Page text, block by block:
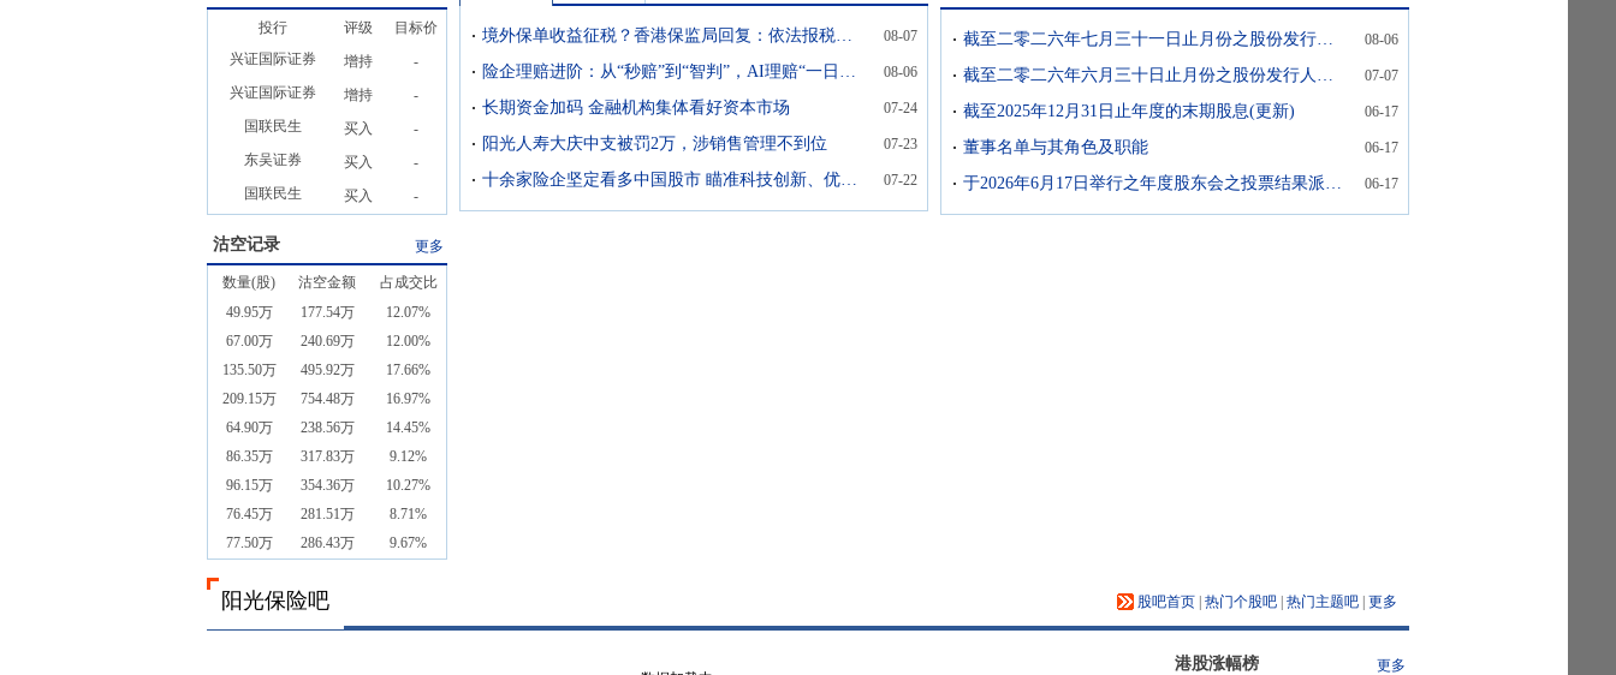
投行 评级
目标价
兴证国际证券
增持
-
兴证国际证券
增持
-
国联民生
买入
-
东吴证券
买入
-
国联民生
买入 -
境外保单收益征税？香港保监局回复：依法报税要求一直存在 08-07
险企理赔进阶：从“秒赔”到“智判”，AI理赔“一日三变”向复杂场景试水 08-06
长期资金加码 金融机构集体看好资本市场 07-24
阳光人寿大庆中支被罚2万，涉销售管理不到位 07-23
十余家险企坚定看多中国股市 瞄准科技创新、优质上市公司 07-22
截至二零二六年七月三十一日止月份之股份发行人的证券变动月报表 08-06
截至二零二六年六月三十日止月份之股份发行人的证券变动月报表 07-07
截至2025年12月31日止年度的末期股息(更新) 06-17
董事名单与其角色及职能 06-17
于2026年6月17日举行之年度股东会之投票结果派发末期股息选举第七届董事会董事选举第七届监事会监事选举董事长及选举第七届董事会各委员会成员 06-17
沽空记录 更多
数量(股) 沽空金额
占成交比
49.95万
177.54万
12.07%
67.00万
240.69万
12.00%
135.50万
495.92万
17.66%
209.15万
754.48万
16.97%
64.90万
238.56万
14.45%
86.35万
317.83万
9.12%
96.15万
354.36万
10.27%
76.45万
281.51万
8.71%
77.50万
286.43万 9.67%
阳光保险吧 股吧首页 热门个股吧 热门主题吧 更多
港股涨幅榜 更多